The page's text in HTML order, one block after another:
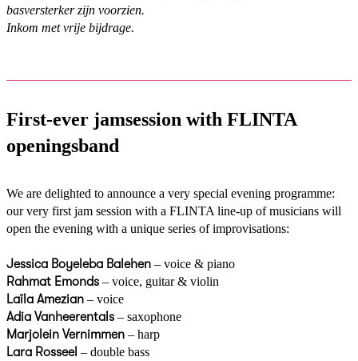
basversterker zijn voorzien.
Inkom met vrije bijdrage.
First-ever jamsession with FLINTA
openingsband
We are delighted to announce a very special evening programme:
our very first jam session with a FLINTA line-up of musicians will
open the evening with a unique series of improvisations:
Jessica Boyeleba Balehen – voice & piano
Rahmat Emonds – voice, guitar & violin
Laïla Amezian – voice
Adia Vanheerentals – saxophone
Marjolein Vernimmen – harp
Lara Rosseel – double bass